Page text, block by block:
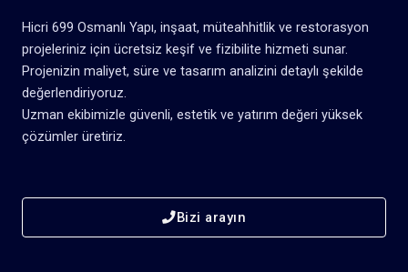
Hicri 699 Osmanlı Yapı, inşaat, müteahhitlik ve restorasyon
projeleriniz için ücretsiz keşif ve fizibilite hizmeti sunar.
Projenizin maliyet, süre ve tasarım analizini detaylı şekilde
değerlendiriyoruz.
Uzman ekibimizle güvenli, estetik ve yatırım değeri yüksek
çözümler üretiriz.
Bizi arayın